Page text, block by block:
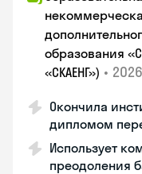
образования
«СКАЕНГ») •
Окончила
дипломом
Использует
преодоления